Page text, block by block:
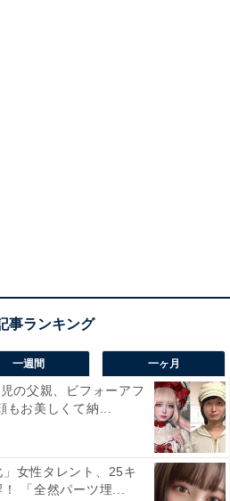
一週間 一ヶ月
の父親、ビフォーアフ
もお美しくて納...
」女性タレント、25キ
「全然パーツ埋...